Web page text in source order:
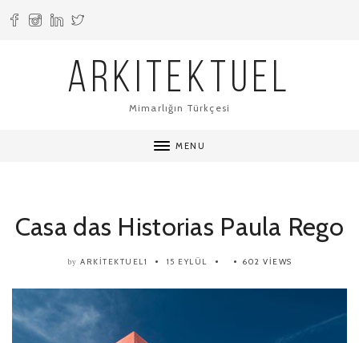
ARKITEKTUEL
Mimarlığın Türkçesi
MENU
Casa das Historias Paula Rego
by ARKITEKTUEL1 15 EYLÜL 602 VIEWS